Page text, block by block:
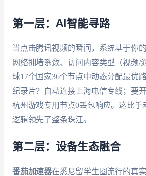
第一层：AI智能寻路
当点击腾讯视频的瞬间，系统基于你
网络拥堵系数、访问内容类型（视频/
球17个国家36个节点中动态分配最优
纪录片？自动连接上海电信专线；要
杭州游戏专用节点0丢包响应。这比手
逻辑领先了整条珠江。
第二层：设备生态融合
番茄加速器在悉尼留学生圈流行的真